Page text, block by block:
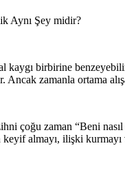
Aynı Şey midir?
kaygı birbirine
Ancak zamanla ortama
çoğu zaman “Beni
almayı, ilişki kurmayı